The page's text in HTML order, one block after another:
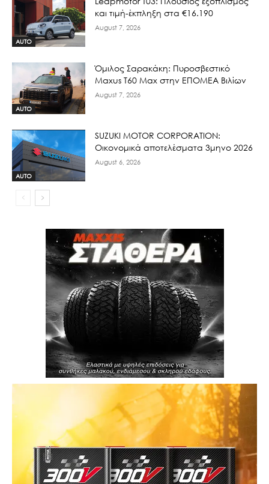
AUTO
και τιμή-έκπληξη στα €16.190
August 7, 2026
AUTO
Όμιλος Σαρακάκη: Πυροσβεστικό
Maxus T60 Max στην ΕΠΟΜΕΑ Βιλίων
August 7, 2026
AUTO
SUZUKI MOTOR CORPORATION:
Οικονομικά αποτελέσματα 3μηνο 2026
August 6, 2026